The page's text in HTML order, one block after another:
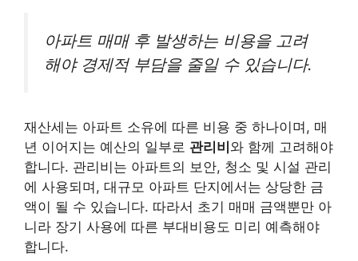
아파트 매매 후 발생하는 비용을 고려
해야 경제적 부담을 줄일 수 있습니다.
재산세는 아파트 소유에 따른 비용 중 하나이며, 매
년 이어지는 예산의 일부로 관리비와 함께 고려해야
합니다. 관리비는 아파트의 보안, 청소 및 시설 관리
에 사용되며, 대규모 아파트 단지에서는 상당한 금
액이 될 수 있습니다. 따라서 초기 매매 금액뿐만 아
니라 장기 사용에 따른 부대비용도 미리 예측해야
합니다.